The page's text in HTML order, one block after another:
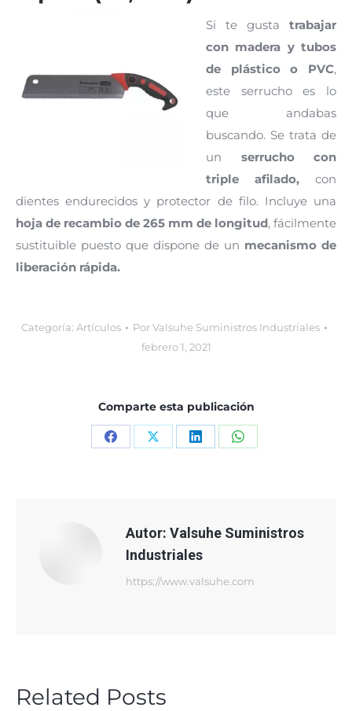
Si te gusta trabajar
con madera y tubos
de plástico o PVC,
este serrucho es lo
que andabas
buscando. Se trata de
un serrucho con
triple afilado, con
dientes endurecidos y protector de filo. Incluye una
hoja de recambio de 265 mm de longitud, fácilmente
sustituible puesto que dispone de un mecanismo de
liberación rápida.
Categoría: Artículos PorValsuhe Suministros Industriales
febrero 1, 2021
Comparte esta publicación
Share Share Share Share
Autor: Valsuhe Suministros
Industriales
https://www.valsuhe.com
Related Posts